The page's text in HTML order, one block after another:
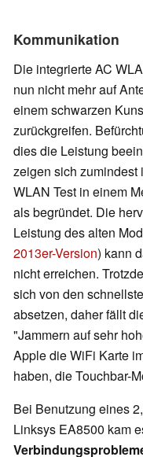
Kommunikation
Die integrierte AC
nun nicht mehr auf
einem schwarzen
zurückgreifen.
dies die Leistung
zeigen sich zumindest
WLAN Test in einem
als begründet. Die
Leistung des alten
2013er-Version) kann
nicht erreichen.
sich von den
absetzen, daher fällt
"Jammern auf sehr
Apple die WiFi Karte
haben, die Touchbar-
Bei Benutzung eines
Linksys EA8500 kam